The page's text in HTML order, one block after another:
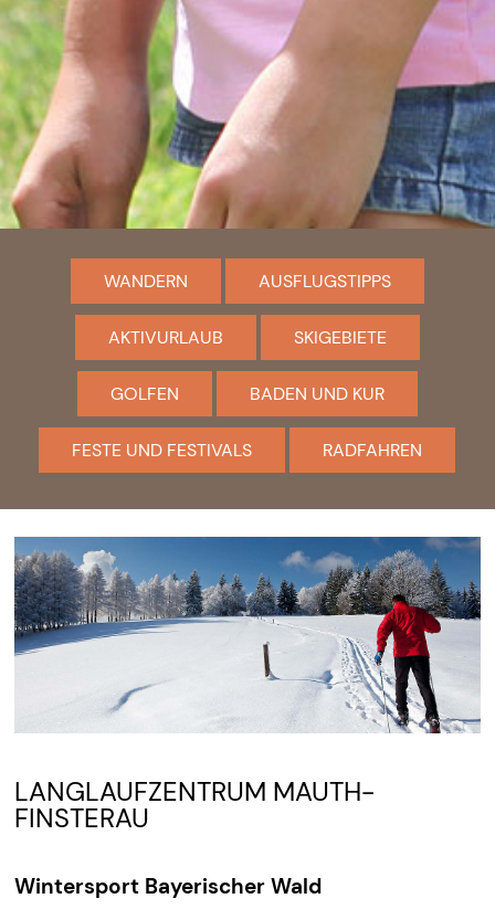
WANDERN AUSFLUGSTIPPS
AKTIVURLAUB SKIGEBIETE
GOLFEN BADEN UND KUR
FESTE UND FESTIVALS RADFAHREN
LANGLAUFZENTRUM MAUTH-
FINSTERAU
Wintersport Bayerischer Wald